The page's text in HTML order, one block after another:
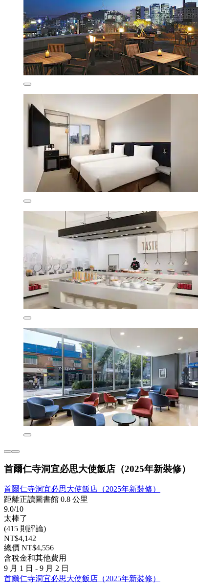
首爾仁寺洞宜必思大使飯店（2025年新裝修）
首爾仁寺洞宜必思大使飯店（2025年新裝修）
距離正讀圖書館 0.8 公里
9.0/10
太棒了
(415 則評論)
NT$4,142
總價 NT$4,556
含稅金和其他費用
9 月 1 日 - 9 月 2 日
首爾仁寺洞宜必思大使飯店（2025年新裝修）